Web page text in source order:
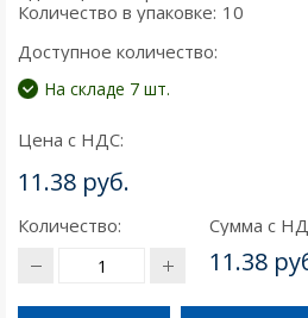
Количество в упаковке: 10
Доступное количество:
На складе 7 шт.
Цена с НДС:
11.38 руб.
Количество: Сумма с
11.38